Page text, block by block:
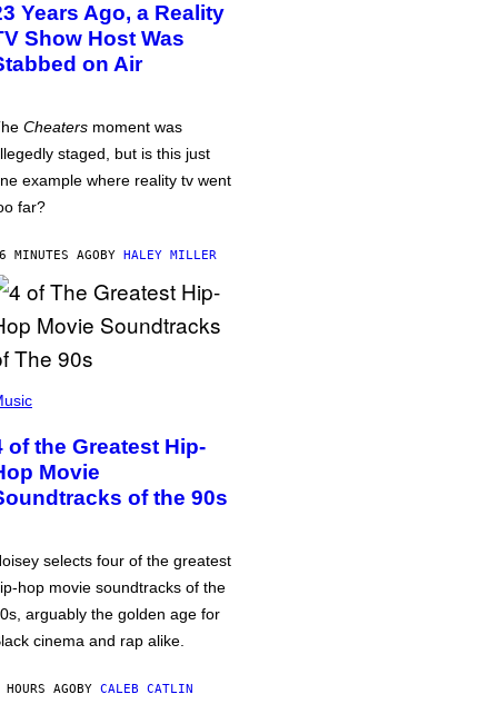
Years Ago, a Reality
Show Host Was
on Air
Cheaters moment was
staged, but is this just
example where reality tv went
far?
MINUTES AGOBY HALEY MILLER
of the Greatest Hip-
Movie
of the 90s
selects four of the greatest
hop movie soundtracks of the
arguably the golden age for
cinema and rap alike.
AGOBY CALEB CATLIN